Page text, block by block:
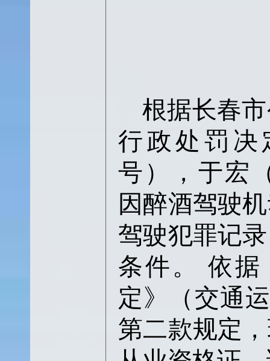
根据长春
行政处罚
号），于宏
因醉酒驾驶
驾驶犯罪记
条件。 依据
定》（交通
第二款规定